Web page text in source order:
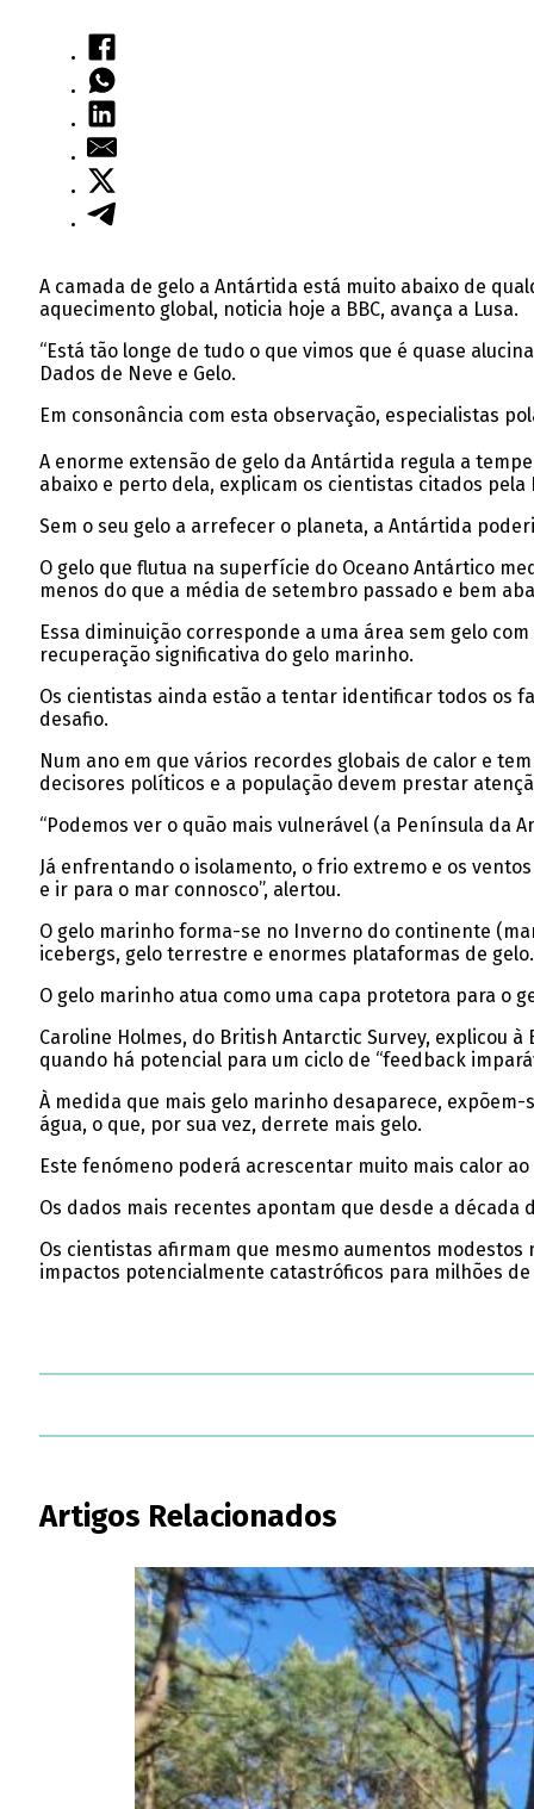
A camada de gelo a Antártida está muito abaixo de
aquecimento global, noticia hoje a BBC, avança a Lusa.
“Está tão longe de tudo o que vimos que é quase
Dados de Neve e Gelo.
Em consonância com esta observação, especialistas
A enorme extensão de gelo da Antártida regula a
abaixo e perto dela, explicam os cientistas citados pela
Sem o seu gelo a arrefecer o planeta, a Antártida
O gelo que flutua na superfície do Oceano Antártico
menos do que a média de setembro passado e bem
Essa diminuição corresponde a uma área sem gelo
recuperação significativa do gelo marinho.
Os cientistas ainda estão a tentar identificar todos os
desafio.
Num ano em que vários recordes globais de calor e
decisores políticos e a população devem prestar
“Podemos ver o quão mais vulnerável (a Península da
Já enfrentando o isolamento, o frio extremo e os
e ir para o mar connosco”, alertou.
O gelo marinho forma-se no Inverno do continente
icebergs, gelo terrestre e enormes plataformas de gelo.
O gelo marinho atua como uma capa protetora para o
Caroline Holmes, do British Antarctic Survey, explicou
quando há potencial para um ciclo de “feedback
À medida que mais gelo marinho desaparece,
água, o que, por sua vez, derrete mais gelo.
Este fenómeno poderá acrescentar muito mais calor
Os dados mais recentes apontam que desde a
Os cientistas afirmam que mesmo aumentos
impactos potencialmente catastróficos para milhões
Artigos Relacionados